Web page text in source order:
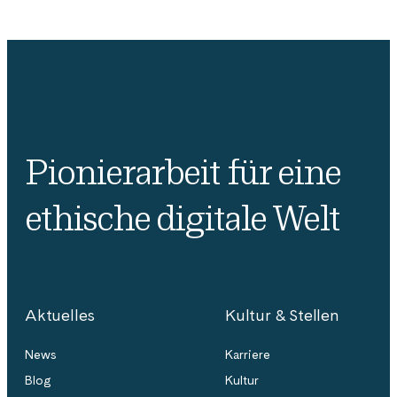
Pionierarbeit für eine
ethische digitale Welt
Aktuelles
News
Blog
Kultur & Stellen
Karriere
Kultur